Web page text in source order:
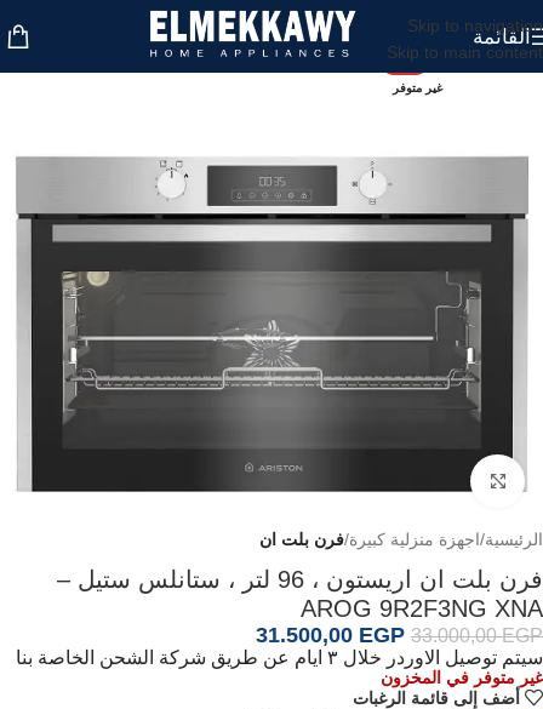
Skip to navigation
Skip to main content
القائمة
-5%
غير متوفر
اضغط للتكبير
الرئيسية اجهزة منزلية كبيرة فرن بلت ان
فرن بلت ان اريستون ، 96 لتر ، ستانلس ستيل –
AROG 9R2F3NG XNA
33.000,00EGP
31.500,00 EGP
سيتم توصيل الاوردر خلال ٣ ايام عن طريق شركة الشحن الخاصة بنا
غير متوفر في المخزون
أضف إلى قائمة الرغبات